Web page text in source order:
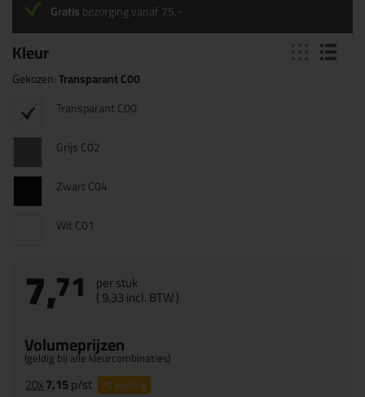
Kleur
Gekozen:Transparant C00
Transparant C00
Grijs C02
Zwart C04
Wit C01
7,71 per stuk
(9,33incl. BTW )
Volumeprijzen
(geldig bij alle kleurcombinaties)
20x7,15p/st 7%korting
Gratisbezorging vanaf 75,-